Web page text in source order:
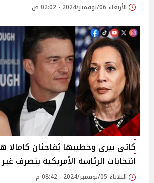
الأربعاء 06/نوفمبر/2024 - 02:02 ص
كاتي بيري وخطيبها يُفاجئان
انتخابات الرئاسة الأمريكية بتصرف
الثلاثاء 05/نوفمبر/2024 - 08:42 م